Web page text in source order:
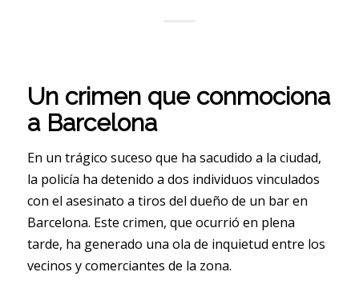
Un crimen que conmociona
a Barcelona
En un trágico suceso que ha sacudido a la ciudad,
la policía ha detenido a dos individuos vinculados
con el asesinato a tiros del dueño de un bar en
Barcelona. Este crimen, que ocurrió en plena
tarde, ha generado una ola de inquietud entre los
vecinos y comerciantes de la zona.